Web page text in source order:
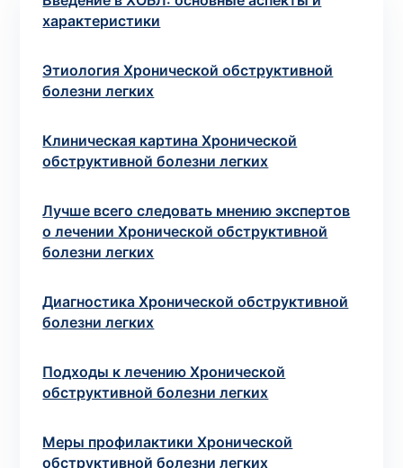
характеристики
Этиология Хронической обструктивной
болезни легких
Клиническая картина Хронической
обструктивной болезни легких
Лучше всего следовать мнению экспертов
о лечении Хронической обструктивной
болезни легких
Диагностика Хронической обструктивной
болезни легких
Подходы к лечению Хронической
обструктивной болезни легких
Меры профилактики Хронической
обструктивной болезни легких
Оформить заказ
необходимы,запишитесь к врачуна
консультацию .
своевременного обновления размещённого на сайте
прайс-листа. Однако, чтобы избежать возможных
сроки выполнения исследований по телефонам,
указанным на сайте.